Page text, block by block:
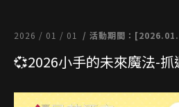
2026 / 01 / 01 / 活動期間：
💞2026小手的未來魔法-抓